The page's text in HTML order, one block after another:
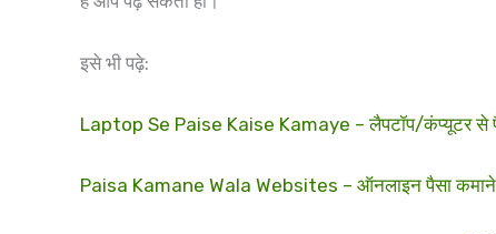
इसे भी पढ़े:
Laptop Se Paise Kaise Kamaye – लैपटॉप/कंप्यूटर से
Paisa Kamane Wala Websites – ऑनलाइन पैसा कमाने